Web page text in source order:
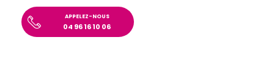
APPELEZ-NOUS
04 96 16 10 06